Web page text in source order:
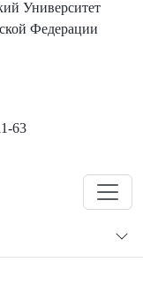
Университет
Федерации
63